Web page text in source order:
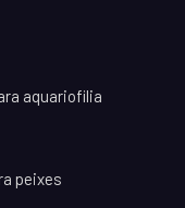
aquariofilia
peixes